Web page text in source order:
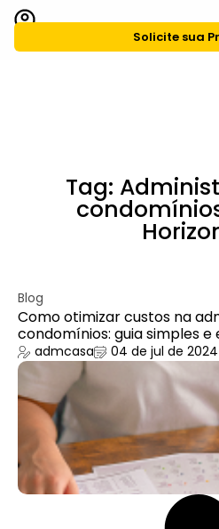
Solicite sua
Tag:
Blog
Como otimizar custos na
condomínios: guia simples e
admcasa 04 de jul de 2024